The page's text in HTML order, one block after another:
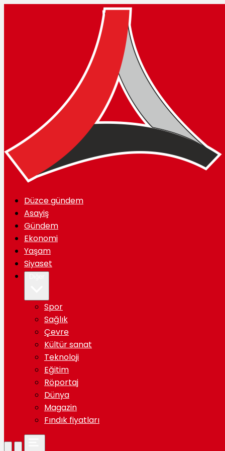
Düzce gündem
Asayiş
Gündem
Ekonomi
Yaşam
Siyaset
Spor
Sağlık
Çevre
Kültür sanat
Teknoloji
Eğitim
Röportaj
Dünya
Magazin
Fındık fiyatları